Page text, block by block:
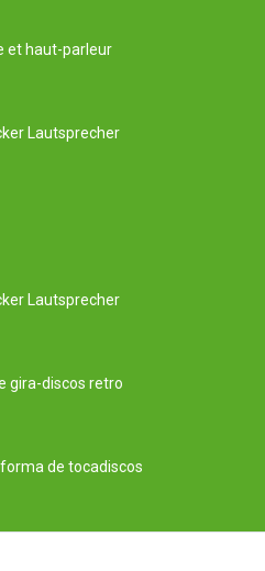
et haut-parleur
Lautsprecher
Lautsprecher
gira-discos retro
de tocadiscos